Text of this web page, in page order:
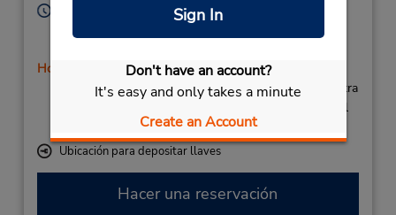
Sign In
Don't have an account?
It's easy and only takes a minute
Create an Account
Holiday Hours
Si llega en avión, el mostrador de alquiler se encuentra
dentro de la terminal con una caminata corta hasta el
estacionamiento.
Ubicación para depositar llaves
Hacer una reservación